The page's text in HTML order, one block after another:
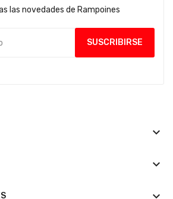
las novedades de Rampoines
keyboard_arrow_down
keyboard_arrow_down